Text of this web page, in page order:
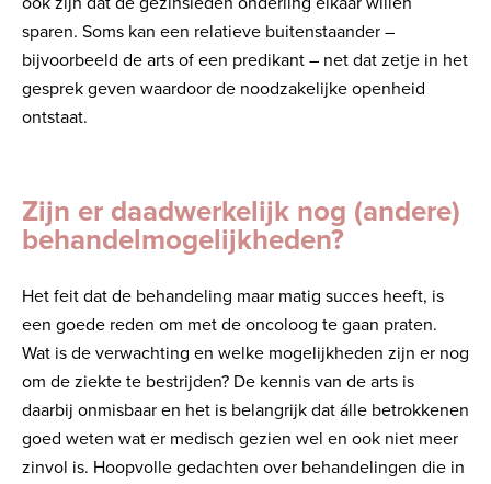
sparen. Soms kan een relatieve buitenstaander –
bijvoorbeeld de arts of een predikant – net dat zetje in het
gesprek geven waardoor de noodzakelijke openheid
ontstaat.
Zijn er daadwerkelijk nog (andere)
behandelmogelijkheden?
Het feit dat de behandeling maar matig succes heeft, is
een goede reden om met de oncoloog te gaan praten.
Wat is de verwachting en welke mogelijkheden zijn er nog
om de ziekte te bestrijden? De kennis van de arts is
daarbij onmisbaar en het is belangrijk dat álle betrokkenen
goed weten wat er medisch gezien wel en ook niet meer
zinvol is. Hoopvolle gedachten over behandelingen die in